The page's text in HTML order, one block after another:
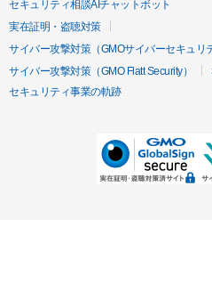
セキュリティ相談AIチャットボット
実在証明・盗聴対策
サイバー攻撃対策（GMOサイバーセキュリ
サイバー攻撃対策（GMO Flatt Security）
セキュリティ事業の軌跡